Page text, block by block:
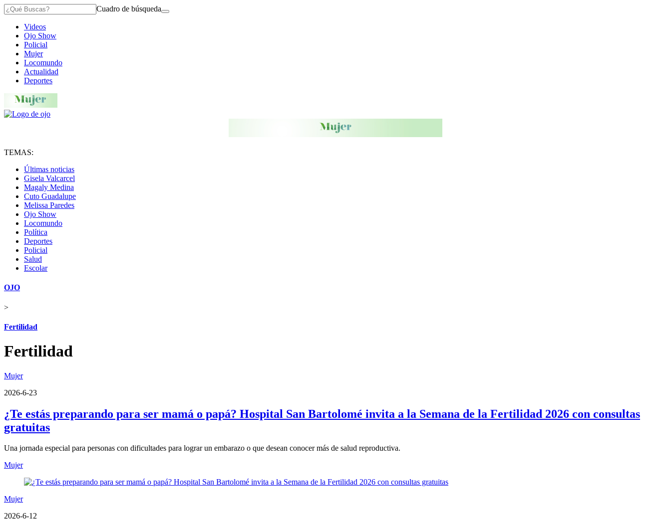
Cuadro de búsqueda
Videos
Ojo Show
Policial
Mujer
Locomundo
Actualidad
Deportes
TEMAS:
Últimas noticias
Gisela Valcarcel
Magaly Medina
Cuto Guadalupe
Melissa Paredes
Ojo Show
Locomundo
Política
Deportes
Policial
Salud
Escolar
OJO
>
Fertilidad
Fertilidad
Mujer
2026-6-23
¿Te estás preparando para ser mamá o papá? Hospital San Bartolomé invita a la Semana de la Fertilidad 2026 con consultas
gratuitas
Una jornada especial para personas con dificultades para lograr un embarazo o que desean conocer más de salud reproductiva.
Mujer
Mujer
2026-6-12